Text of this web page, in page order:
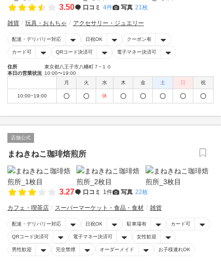
3.50 口コミ 4件 写真 21枚
雑貨 玩具・おもちゃ アクセサリー・ジュエリー
配達・デリバリー対応 日祝OK クーポン有
カード可 QRコード決済可 電子マネー決済可
住所
東京都八王子市八幡町７−１０
本日の営業状況 10:00〜19:00
月
火 水 木 金 土 日 祝
10:00~19:00 休
店舗公式
まねきねこ珈琲焙煎所
3.27 口コミ 1件 写真 22枚
カフェ・喫茶店 スーパーマーケット・食品・食材 雑貨
配達・デリバリー対応 日祝OK 駐車場有 カード可
QRコード決済可 電子マネー決済可 女性歓迎
男性歓迎 完全禁煙 オーダーメイド お子様連れOK